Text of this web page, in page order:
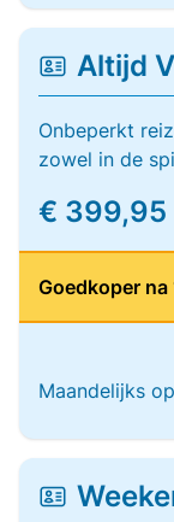
Altijd
Onbeperkt
zowel in de
€ 399,95
Goedkoper
Maandelijks